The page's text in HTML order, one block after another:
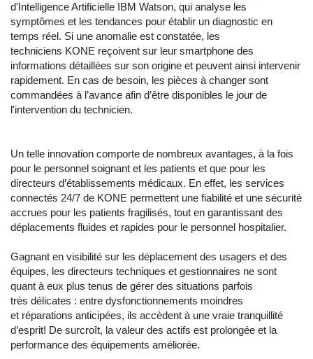
d'Intelligence Artificielle IBM Watson, qui analyse les
symptômes et les tendances pour établir un diagnostic en
temps réel. Si une anomalie est constatée, les
techniciens KONE reçoivent sur leur smartphone des
informations détaillées sur son origine et peuvent ainsi intervenir
rapidement. En cas de besoin, les pièces à changer sont
commandées à l’avance afin d’être disponibles le jour de
l'intervention du technicien.
Un telle innovation comporte de nombreux avantages, à la fois
pour le personnel soignant et les patients et que pour les
directeurs d’établissements médicaux. En effet, les services
connectés 24/7 de KONE permettent une fiabilité et une sécurité
accrues pour les patients fragilisés, tout en garantissant des
déplacements fluides et rapides pour le personnel hospitalier.
Gagnant en visibilité sur les déplacement des usagers et des
équipes, les directeurs techniques et gestionnaires ne sont
quant à eux plus tenus de gérer des situations parfois
très délicates : entre dysfonctionnements moindres
et réparations anticipées, ils accèdent à une vraie tranquillité
d’esprit! De surcroît, la valeur des actifs est prolongée et la
performance des équipements améliorée.